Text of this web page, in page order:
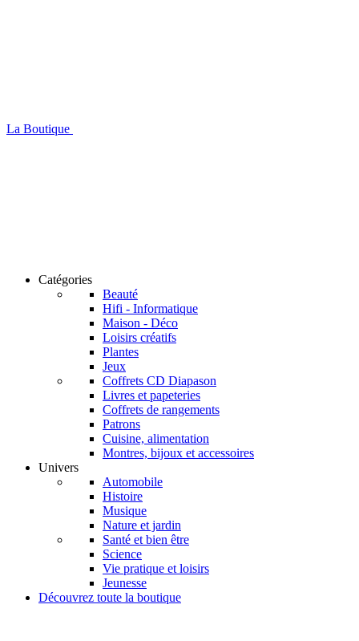
La Boutique
Catégories
Beauté
Hifi - Informatique
Maison - Déco
Loisirs créatifs
Plantes
Jeux
Coffrets CD Diapason
Livres et papeteries
Coffrets de rangements
Patrons
Cuisine, alimentation
Montres, bijoux et accessoires
Univers
Automobile
Histoire
Musique
Nature et jardin
Santé et bien être
Science
Vie pratique et loisirs
Jeunesse
Découvrez toute la boutique